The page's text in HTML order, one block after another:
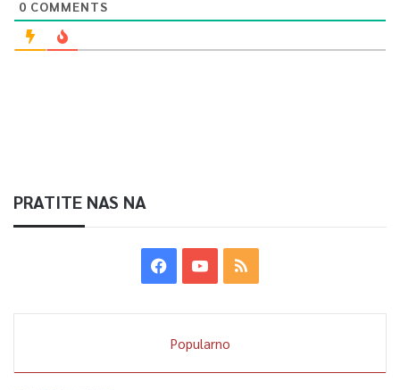
0
0 COMMENTS
PRATITE NAS NA
Popularno